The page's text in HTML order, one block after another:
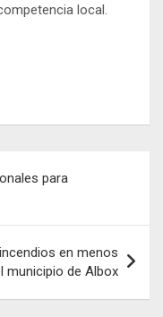
local.
para
en menos
municipio de Albox